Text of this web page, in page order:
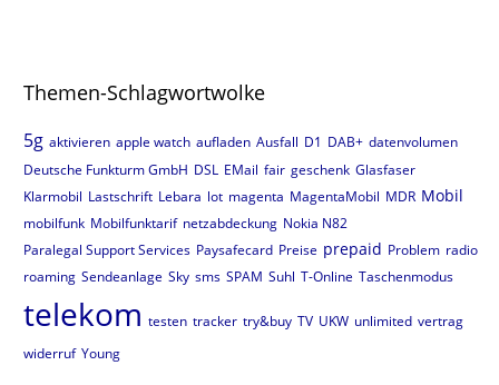
Themen-Schlagwortwolke
5g aktivieren apple watch aufladen Ausfall D1 DAB+ datenvolumen
Deutsche Funkturm GmbH DSL EMail fair geschenk Glasfaser
Klarmobil Lastschrift Lebara lot magenta MagentaMobil MDR Mobil
mobilfunk Mobilfunktarif netzabdeckung Nokia N82
Paralegal Support Services Paysafecard Preise prepaid Problem radio
roaming Sendeanlage Sky sms SPAM Suhl T-Online Taschenmodus
telekom testen tracker try&buy TV UKW unlimited vertrag
widerruf Young